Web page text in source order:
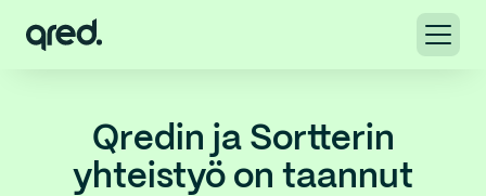
Qredin ja Sortterin
yhteistyö on taannut